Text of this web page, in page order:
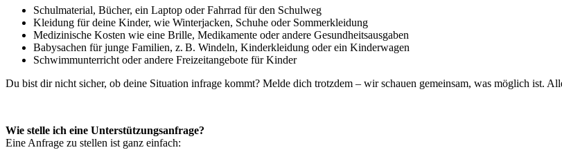
Schulmaterial, Bücher, ein Laptop oder Fahrrad für den Schulweg
Kleidung für deine Kinder, wie Winterjacken, Schuhe oder Sommerkleidung
Medizinische Kosten wie eine Brille, Medikamente oder andere Gesundheitsausgaben
Babysachen für junge Familien, z. B. Windeln, Kinderkleidung oder ein Kinderwagen
Schwimmunterricht oder andere Freizeitangebote für Kinder
Du bist dir nicht sicher, ob deine Situation infrage kommt? Melde dich trotzdem – wir schauen gemeinsam, was möglich ist.
Wie stelle ich eine Unterstützungsanfrage?
Eine Anfrage zu stellen ist ganz einfach: